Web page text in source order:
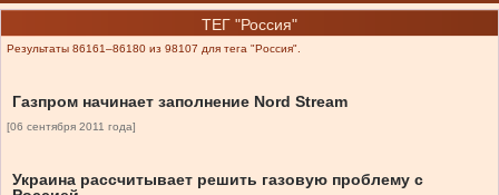
ТЕГ "Россия"
Результаты 86161–86180 из 98107 для тега "Россия".
Газпром начинает заполнение Nord Stream
[06 сентября 2011 года]
Украина рассчитывает решить газовую проблему с